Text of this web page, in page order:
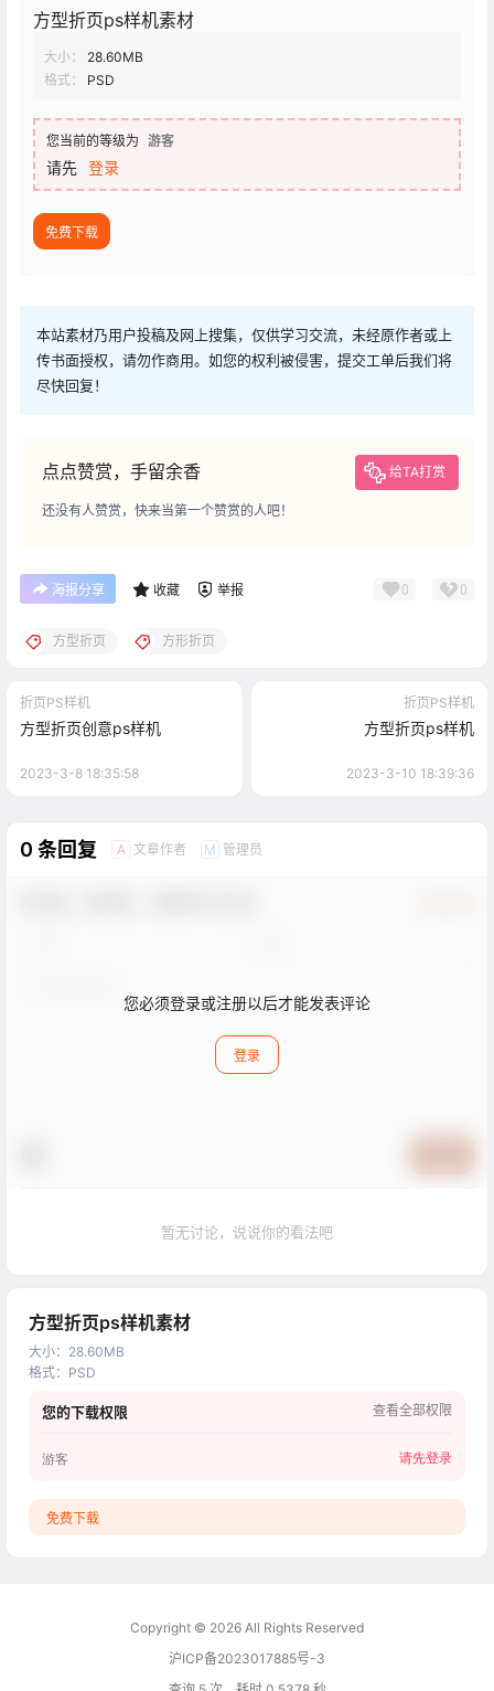
方型折页ps样机素材
大小：
28.60MB
格式：
PSD
您当前的等级为 游客
请先 登录
免费下载
本站素材乃用户投稿及网上搜集，仅供学习交流，未经原作者或上
传书面授权，请勿作商用。如您的权利被侵害，提交工单后我们将
尽快回复！
点点赞赏，手留余香 给TA打赏
还没有人赞赏，快来当第一个赞赏的人吧！
海报分享 收藏 举报 0 0
方型折页 方形折页
折页PS样机
方型折页创意ps样机
2023-3-8 18:35:58
折页PS样机
方型折页ps样机
2023-3-10 18:39:36
0 条回复 A 文章作者 M 管理员
您必须登录或注册以后才能发表评论
登录
暂无讨论，说说你的看法吧
方型折页ps样机素材
大小： 28.60MB
格式： PSD
您的下载权限 查看全部权限
游客 请先登录
免费下载
Copyright © 2026 All Rights Reserved
沪ICP备2023017885号-3